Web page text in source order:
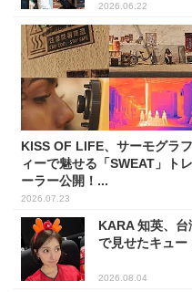
2026.06.22
KISS OF LIFE、サーモグラフ
ィーで魅せる「SWEAT」トレ
ーラー公開！...
2026.07.23
KARA 知英、
で見せたキュー
2026.08.04